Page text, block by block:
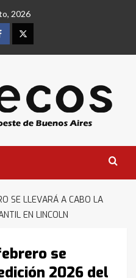
2026
Twitter
SE LLEVARÁ A CABO LA
EN LINCOLN
se
2026 del